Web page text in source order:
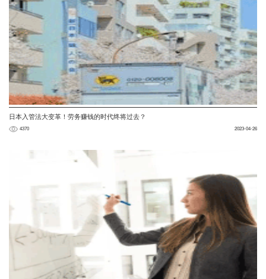
日本入管法大变革！劳务赚钱的时代终将过去？
4370 2023-04-26